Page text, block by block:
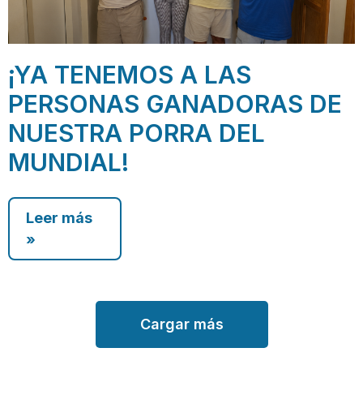
¡YA TENEMOS A LAS
PERSONAS GANADORAS DE
NUESTRA PORRA DEL
MUNDIAL!
Leer más
»
Cargar más